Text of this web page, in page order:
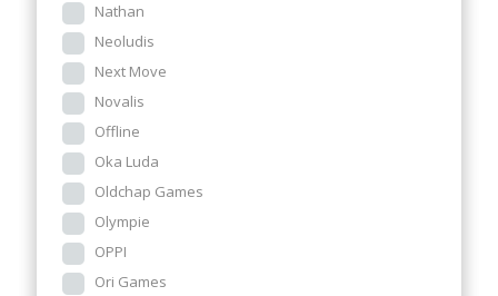
Nathan
Neoludis
Next Move
Novalis
Offline
Oka Luda
Oldchap Games
Olympie
OPPI
Ori Games